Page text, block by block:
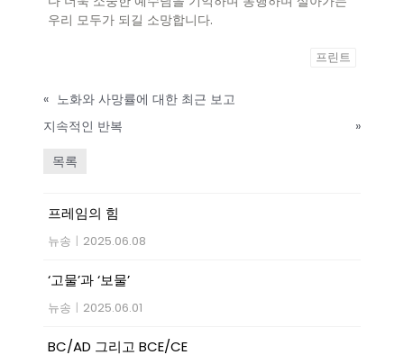
우리 모두가 되길 소망합니다.
프린트
« 노화와 사망률에 대한 최근 보고
지속적인 반복
»
목록
프레임의 힘
뉴송 | 2025.06.08
‘고물’과 ‘보물’
뉴송 | 2025.06.01
BC/AD 그리고 BCE/CE